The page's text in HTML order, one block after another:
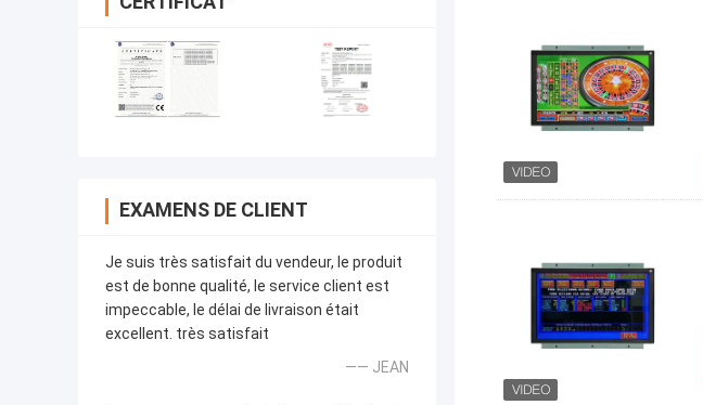
EXAMENS DE CLIENT
Je suis très satisfait du vendeur, le produit
est de bonne qualité, le service client est
impeccable, le délai de livraison était
excellent. très satisfait
—— JEAN